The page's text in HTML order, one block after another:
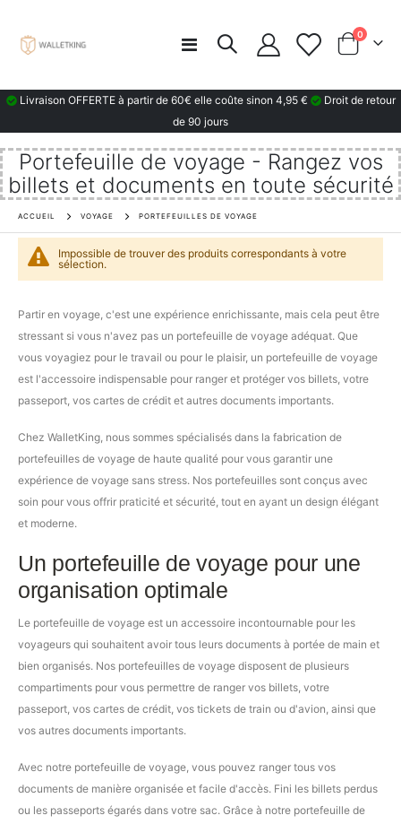
Basculer
0articles
Livraison OFFERTE à partir de 60€ elle coûte sinon 4,95 €
Droit de retour
de 90 jours
Portefeuille de voyage - Rangez vos
billets et documents en toute sécurité
ACCUEIL VOYAGE PORTEFEUILLES DE VOYAGE
Impossible de trouver des produits correspondants à votre
sélection.
Partir en voyage, c'est une expérience enrichissante, mais cela peut être
stressant si vous n'avez pas un portefeuille de voyage adéquat. Que
vous voyagiez pour le travail ou pour le plaisir, un portefeuille de voyage
est l'accessoire indispensable pour ranger et protéger vos billets, votre
passeport, vos cartes de crédit et autres documents importants.
Chez WalletKing, nous sommes spécialisés dans la fabrication de
portefeuilles de voyage de haute qualité pour vous garantir une
expérience de voyage sans stress. Nos portefeuilles sont conçus avec
soin pour vous offrir praticité et sécurité, tout en ayant un design élégant
et moderne.
Un portefeuille de voyage pour une
organisation optimale
Le portefeuille de voyage est un accessoire incontournable pour les
voyageurs qui souhaitent avoir tous leurs documents à portée de main et
bien organisés. Nos portefeuilles de voyage disposent de plusieurs
compartiments pour vous permettre de ranger vos billets, votre
passeport, vos cartes de crédit, vos tickets de train ou d'avion, ainsi que
vos autres documents importants.
Avec notre portefeuille de voyage, vous pouvez ranger tous vos
documents de manière organisée et facile d'accès. Fini les billets perdus
ou les passeports égarés dans votre sac. Grâce à notre portefeuille de